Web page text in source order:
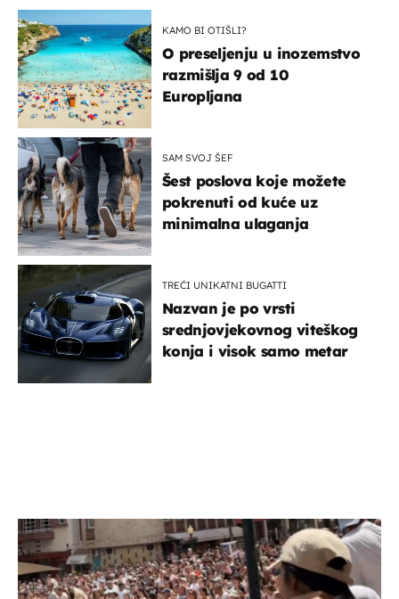
KAMO BI OTIŠLI?
O preseljenju u inozemstvo
razmišlja 9 od 10
Europljana
SAM SVOJ ŠEF
Šest poslova koje možete
pokrenuti od kuće uz
minimalna ulaganja
TREĆI UNIKATNI BUGATTI
Nazvan je po vrsti
srednjovjekovnog viteškog
konja i visok samo metar